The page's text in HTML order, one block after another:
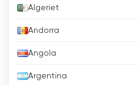
Algeriet
Andorra
Angola
Argentina